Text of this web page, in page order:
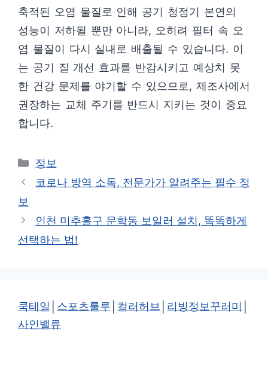
축적된 오염 물질로 인해 공기 청정기 본연의
성능이 저하될 뿐만 아니라, 오히려 필터 속 오
염 물질이 다시 실내로 배출될 수 있습니다. 이
는 공기 질 개선 효과를 반감시키고 예상치 못
한 건강 문제를 야기할 수 있으므로, 제조사에서
권장하는 교체 주기를 반드시 지키는 것이 중요
합니다.
카
테
정보
코로나 방역 소독, 전문가가 알려주는 필수 정
보
인천 미추홀구 문학동 보일러 설치, 똑똑하게
선택하는 법!
쿡테일 스포츠룰루 컬러허브 리빙정보꾸러미
사인밸류